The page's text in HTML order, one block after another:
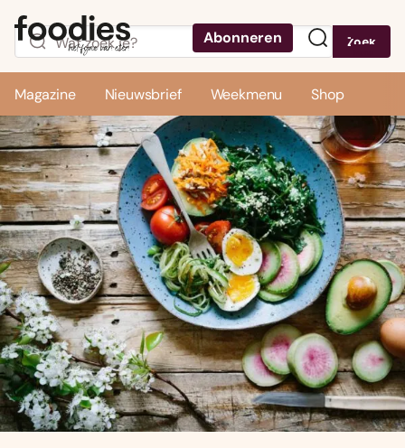
Abonneren Zoek
Magazine Nieuwsbrief Weekmenu Shop